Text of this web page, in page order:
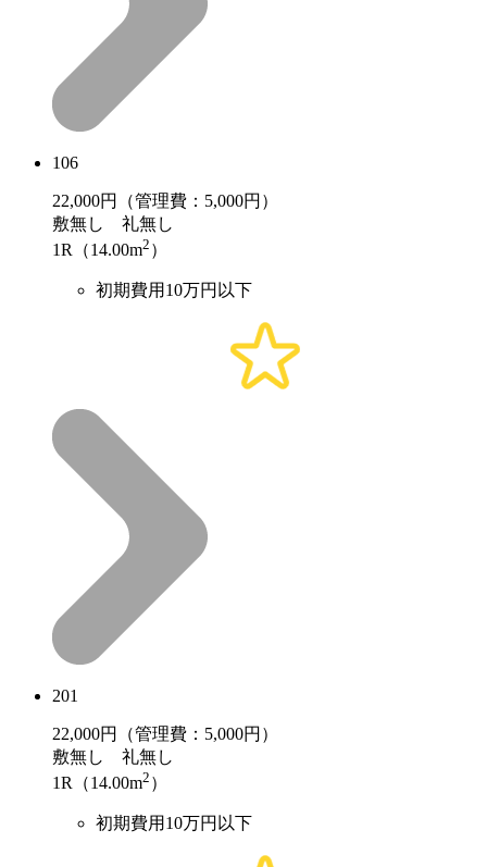
106
22,000円（管理費：5,000円）
敷無し 礼無し
1R（14.00m2 ）
初期費用10万円以下
201
22,000円（管理費：5,000円）
敷無し 礼無し
1R（14.00m2 ）
初期費用10万円以下